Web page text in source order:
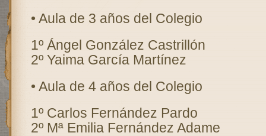
• Aula de 3 años del Colegio
1º Ángel González Castrillón
2º Yaima García Martínez
• Aula de 4 años del Colegio
1º Carlos Fernández Pardo
2º Mª Emilia Fernández Adame